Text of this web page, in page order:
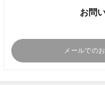
お問
メールでの